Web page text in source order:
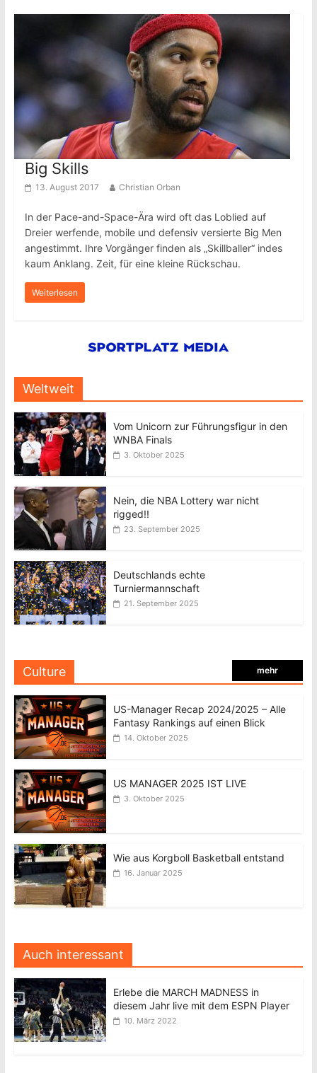
Big Skills
13. August 2017 Christian Orban
In der Pace-and-Space-Ära wird oft das Loblied auf
Dreier werfende, mobile und defensiv versierte Big Men
angestimmt. Ihre Vorgänger finden als „Skillballer“ indes
kaum Anklang. Zeit, für eine kleine Rückschau.
Weiterlesen
Weltweit
Vom Unicorn zur Führungsfigur in den
WNBA Finals
3. Oktober 2025
Nein, die NBA Lottery war nicht
rigged!!
23. September 2025
Deutschlands echte
Turniermannschaft
21. September 2025
Culture mehr
US-Manager Recap 2024/2025 – Alle
Fantasy Rankings auf einen Blick
14. Oktober 2025
US MANAGER 2025 IST LIVE
3. Oktober 2025
Wie aus Korgboll Basketball entstand
16. Januar 2025
Auch interessant
Erlebe die MARCH MADNESS in
diesem Jahr live mit dem ESPN Player
10. März 2022